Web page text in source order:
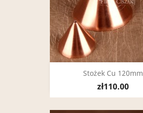
Stożek Cu 120mm
zł110.00